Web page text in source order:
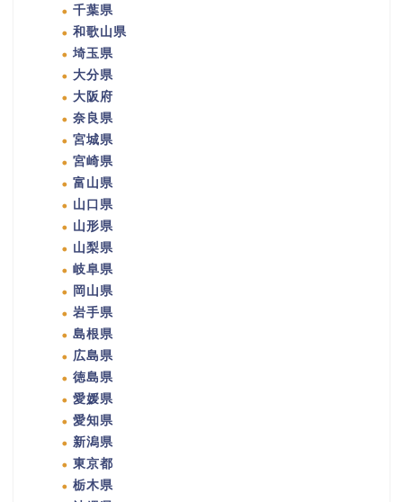
千葉県
和歌山県
埼玉県
大分県
大阪府
奈良県
宮城県
宮崎県
富山県
山口県
山形県
山梨県
岐阜県
岡山県
岩手県
島根県
広島県
徳島県
愛媛県
愛知県
新潟県
東京都
栃木県